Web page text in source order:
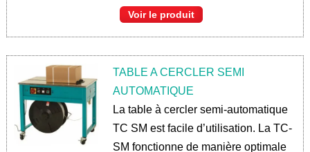
Voir le produit
TABLE A CERCLER SEMI
AUTOMATIQUE
La table à cercler semi-automatique
TC SM est facile d’utilisation. La TC-
SM fonctionne de manière optimale